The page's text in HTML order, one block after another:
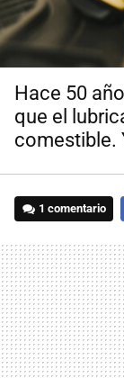
Hace 50
que el
comestible.
1 comentario